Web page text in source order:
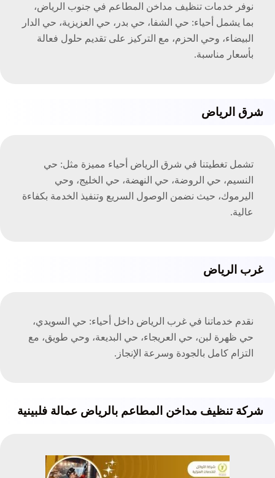
نوفر خدمات تنظيف مداخن المطاعم في جنوب الرياض،
بما يشمل أحياء: حي الشفا، حي بدر، حي العزيزية، حي الدار
البيضاء، وحي الحزم، مع التركيز على تقديم حلول فعالة
بأسعار مناسبة.
شرق الرياض
تشمل تغطيتنا في شرق الرياض أحياء مميزة مثل: حي
النسيم، حي الروضة، حي النهضة، حي الخليج، وحي
اليرموك، حيث نضمن الوصول السريع وتنفيذ الخدمة بكفاءة
عالية.
غرب الرياض
نقدم خدماتنا في غرب الرياض داخل أحياء: حي السويدي،
حي ظهرة لبن، حي العريجاء، حي البديعة، وحي طويق، مع
التزام كامل بالجودة وسرعة الإنجاز.
شركة تنظيف مداخن المطاعم بالرياض عمالة فلبينية